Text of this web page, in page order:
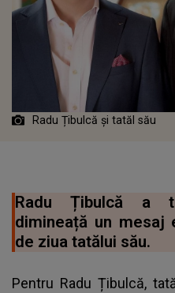
Radu Țibulcă și tatăl său
Radu Țibulcă a
dimineață un mesaj
de ziua tatălui său.
Pentru Radu Țibulcă,